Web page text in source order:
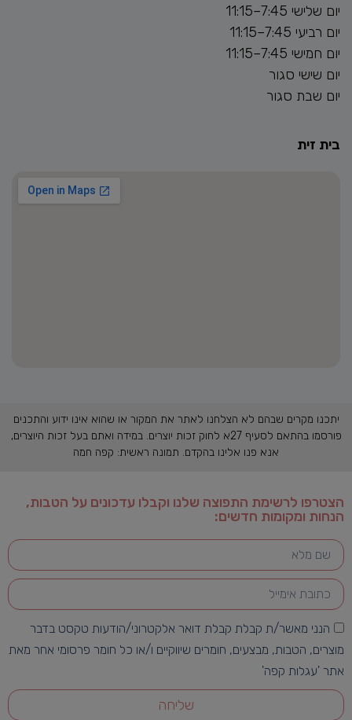
יום שלישי 7:45–11:15
יום רביעי 7:45–11:15
יום חמישי 7:45–11:15
יום שישי סגור
יום שבת סגור
בית זית
יתכנו מקרים שבהם לא הצלחנו לאתר את המקור או שהוא אינו ידוע והתכנים
פורסמו בהתאם לסעיף 27א לחוק זכות יוצרים. במידה ואתם בעל זכות היוצרים,
אנא פנו אלינו בהקדם. תמונה ראשית: קפה חמה
הצטרפו לרשימת התפוצה שלנו וקבלו עדכונים על הטבות,
הנחות ומקומות חדשים:
הנני מאשר/ת קבלת קבלת דואר אלקטרוני/הודעות טקסט בדבר
מוצרים, הטבות, מבצעים, חומרים שיווקיים ו/או כל חומר פרסומי אחר מאת
אתר 'עגלות קפה'
שליחה